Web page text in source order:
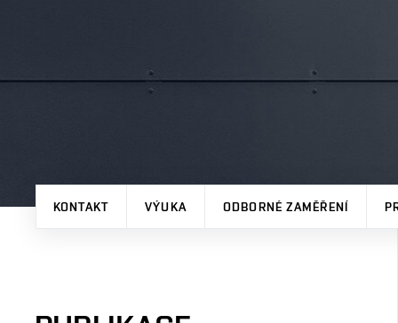
KONTAKT VÝUKA ODBORNÉ ZAMĚŘENÍ